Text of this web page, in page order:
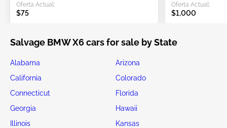
Oferta Actual:
$75
Oferta Actual:
$1,000
Salvage BMW X6 cars for sale by State
Alabama
Arizona
California
Colorado
Connecticut
Florida
Georgia
Hawaii
Illinois
Kansas